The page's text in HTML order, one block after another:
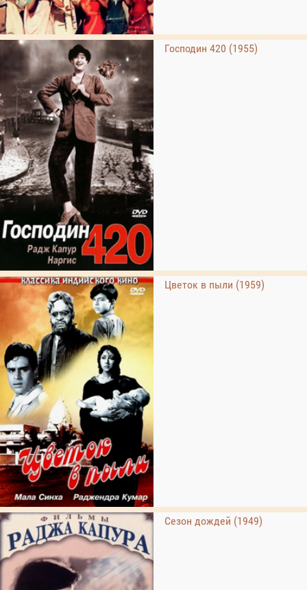
Господин 420 (1955)
Цветок в пыли (1959)
Сезон дождей (1949)